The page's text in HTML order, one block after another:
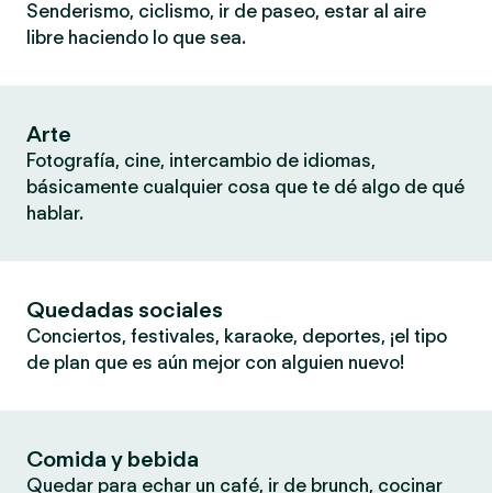
Senderismo, ciclismo, ir de paseo, estar al aire
libre haciendo lo que sea.
Arte
Fotografía, cine, intercambio de idiomas,
básicamente cualquier cosa que te dé algo de qué
hablar.
Quedadas sociales
Conciertos, festivales, karaoke, deportes, ¡el tipo
de plan que es aún mejor con alguien nuevo!
Comida y bebida
Quedar para echar un café, ir de brunch, cocinar